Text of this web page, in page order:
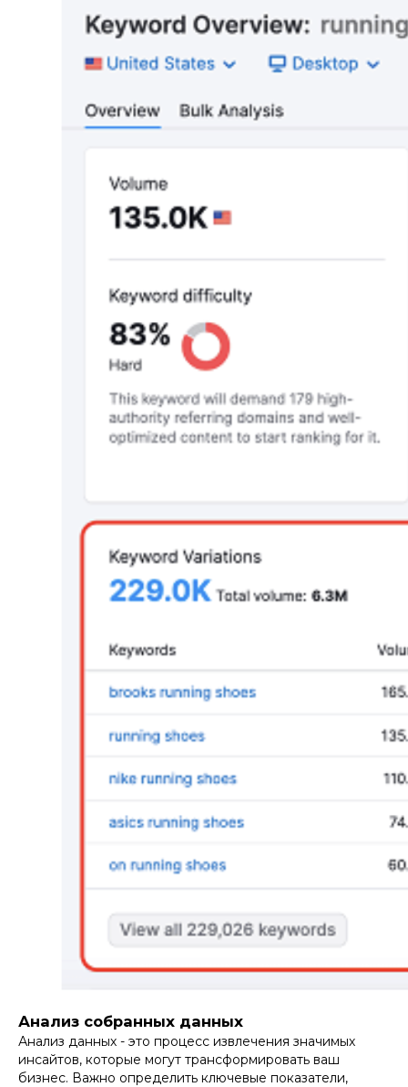
Анализ собранных данных
Анализ данных - это процесс извлечения значимых
инсайтов, которые могут трансформировать ваш
бизнес. Важно определить ключевые показатели,